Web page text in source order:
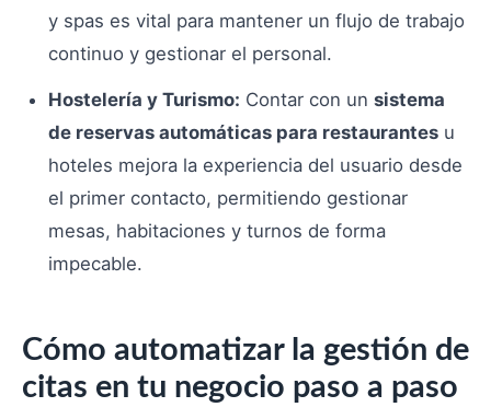
y spas es vital para mantener un flujo de trabajo
continuo y gestionar el personal.
Hostelería y Turismo: Contar con un sistema
de reservas automáticas para restaurantes u
hoteles mejora la experiencia del usuario desde
el primer contacto, permitiendo gestionar
mesas, habitaciones y turnos de forma
impecable.
Cómo automatizar la gestión de
citas en tu negocio paso a paso